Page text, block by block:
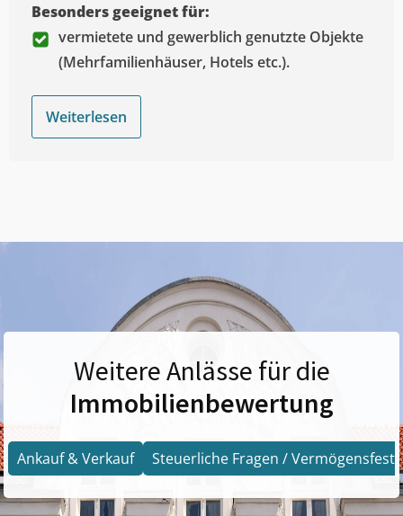
Besonders geeignet für:
vermietete und gewerblich genutzte Objekte
(Mehrfamilienhäuser, Hotels etc.).
Weiterlesen
Weitere Anlässe für die
Immobilienbewertung
Ankauf & Verkauf Steuerliche Fragen /